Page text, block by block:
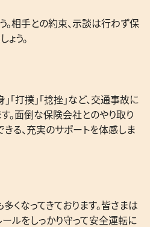
。相手との約束、示談は行わず保
う。
「打撲」「捻挫」など、交通事故に
。面倒な保険会社とのやり取り
る、充実のサポートを体感しま
くなってきております。皆さまは
ルをしっかり守って安全運転に